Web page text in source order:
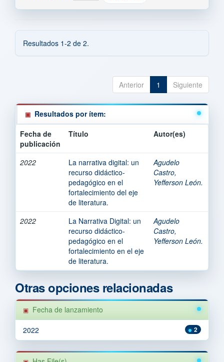
Resultados 1-2 de 2.
Anterior 1 Siguiente
Resultados por ítem:
Fecha de
publicación
Título Autor(es)
2022
La narrativa digital: un
recurso didáctico-
pedagógico en el
fortalecimiento del eje
de literatura.
Agudelo
Castro,
Yefferson León.
2022
La Narrativa Digital: un
recurso didáctico-
pedagógico en el
fortalecimiento en el eje
de literatura.
Agudelo
Castro,
Yefferson León.
Otras opciones relacionadas
Fecha de lanzamiento
2
2022